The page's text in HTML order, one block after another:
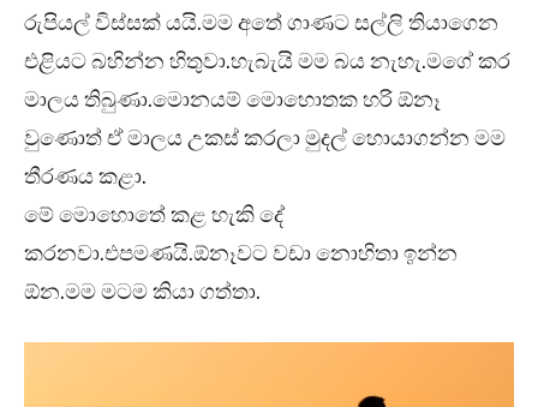
රුපියල් විස්සක් යයි.මම අතේ ගාණට සල්ලි තියාගෙන
එළියට බහින්න හිතුවා.හැබැයි මම බය නැහැ.මගේ කර
මාලය තිබුණා.මොනයම් මොහොතක හරි ඕනෑ
වුණොත් ඒ මාලය උකස් කරලා මුදල් හොයාගන්න මම
තීරණය කළා.
මේ මොහොතේ කළ හැකි දේ
කරනවා.එපමණයි.ඕනෑවට වඩා නොහිතා ඉන්න
ඕන.මම මටම කියා ගත්තා.